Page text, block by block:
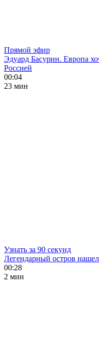
Прямой эфир
Эдуард Басурин. Европа
Россией
00:04
23 мин
Узнать за 90 секунд
Легендарный остров
00:28
2 мин